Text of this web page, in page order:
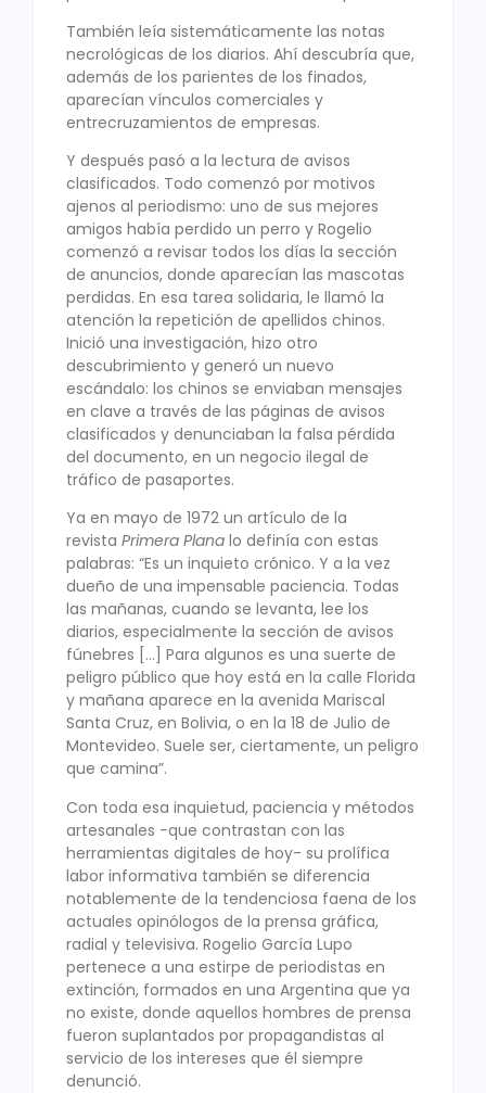
También leía sistemáticamente las notas
necrológicas de los diarios. Ahí descubría que,
además de los parientes de los finados,
aparecían vínculos comerciales y
entrecruzamientos de empresas.
Y después pasó a la lectura de avisos
clasificados. Todo comenzó por motivos
ajenos al periodismo: uno de sus mejores
amigos había perdido un perro y Rogelio
comenzó a revisar todos los días la sección
de anuncios, donde aparecían las mascotas
perdidas. En esa tarea solidaria, le llamó la
atención la repetición de apellidos chinos.
Inició una investigación, hizo otro
descubrimiento y generó un nuevo
escándalo: los chinos se enviaban mensajes
en clave a través de las páginas de avisos
clasificados y denunciaban la falsa pérdida
del documento, en un negocio ilegal de
tráfico de pasaportes.
Ya en mayo de 1972 un artículo de la
revista Primera Plana lo definía con estas
palabras: “Es un inquieto crónico. Y a la vez
dueño de una impensable paciencia. Todas
las mañanas, cuando se levanta, lee los
diarios, especialmente la sección de avisos
fúnebres […] Para algunos es una suerte de
peligro público que hoy está en la calle Florida
y mañana aparece en la avenida Mariscal
Santa Cruz, en Bolivia, o en la 18 de Julio de
Montevideo. Suele ser, ciertamente, un peligro
que camina”.
Con toda esa inquietud, paciencia y métodos
artesanales -que contrastan con las
herramientas digitales de hoy- su prolífica
labor informativa también se diferencia
notablemente de la tendenciosa faena de los
actuales opinólogos de la prensa gráfica,
radial y televisiva. Rogelio García Lupo
pertenece a una estirpe de periodistas en
extinción, formados en una Argentina que ya
no existe, donde aquellos hombres de prensa
fueron suplantados por propagandistas al
servicio de los intereses que él siempre
denunció.